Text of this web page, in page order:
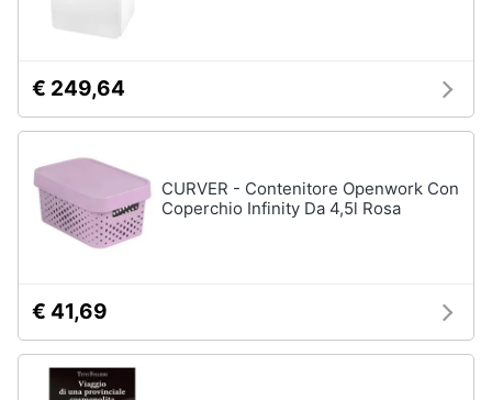
Festività
ricorrenze
Promozioni
Servizi
Assistenza
Esci
connery
D'Urso
Vedi
€ 249,64
CURVER - Contenitore Openwork Con
Coperchio Infinity Da 4,5l Rosa
€ 41,69